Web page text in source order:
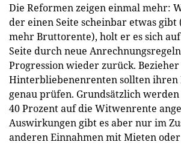
Die Reformen zeigen einmal mehr:
der einen Seite scheinbar etwas gibt
mehr Bruttorente), holt er es sich
Seite durch neue
Progression wieder zurück.
Hinterbliebenenrenten sollten ihren
genau prüfen. Grundsätzlich
40 Prozent auf die Witwenrente
Auswirkungen gibt es aber nur im
anderen Einnahmen mit Mieten